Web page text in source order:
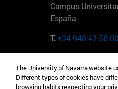
Campus
España
T.+34 948 42 56 00
Camino del Cerro
Madrid España
The University of Navarra website
Different types of cookies have
browsing habits respecting your